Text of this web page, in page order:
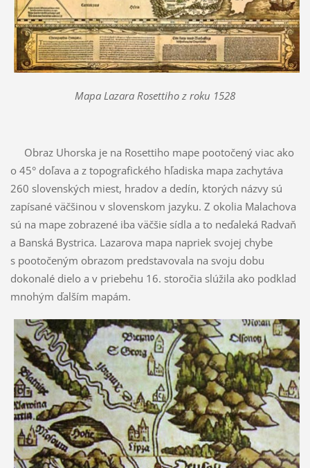
Mapa Lazara Rosettiho z roku 1528
Obraz Uhorska je na Rosettiho mape pootočený viac ako
o 45° doľava a z topografického hľadiska mapa zachytáva
260 slovenských miest, hradov a dedín, ktorých názvy sú
zapísané väčšinou v slovenskom jazyku. Z okolia Malachova
sú na mape zobrazené iba väčšie sídla a to neďaleká Radvaň
a Banská Bystrica. Lazarova mapa napriek svojej chybe
s pootočeným obrazom predstavovala na svoju dobu
dokonalé dielo a v priebehu 16. storočia slúžila ako podklad
mnohým ďalším mapám.